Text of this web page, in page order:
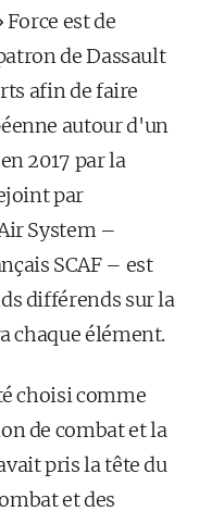
est de
de Dassault
afin de faire
autour d'un
2017 par la
par
System –
SCAF – est
différends sur la
chaque élément.
choisi comme
de combat et la
pris la tête du
et des